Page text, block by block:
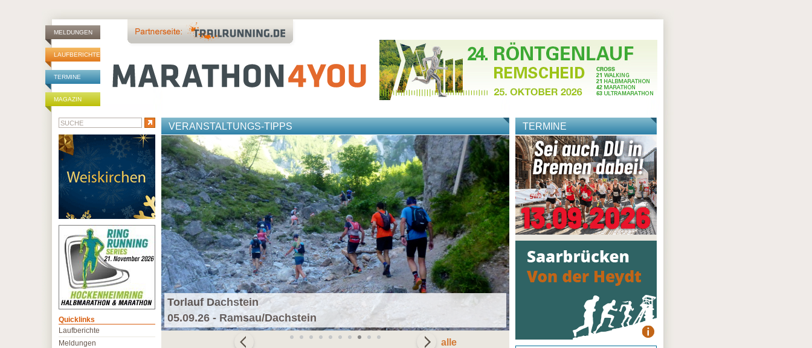
MELDUNGEN
LAUFBERICHTE
TERMINE
MAGAZIN
VERANSTALTUNGS-TIPPS
Torlauf Dachstein
05.09.26 - Ramsau/Dachstein
Flensburg liebt dich Marathon
06.09.26 - Flensburg
alle
TERMINE
Quicklinks
Laufberichte
Meldungen